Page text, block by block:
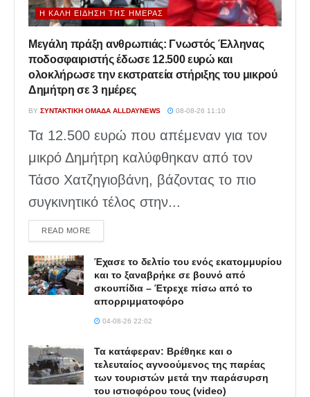
Η ΚΑΛΉ ΕΊΔΗΣΗ ΤΗΣ ΗΜΈΡΑΣ
Μεγάλη πράξη ανθρωπιάς: Γνωστός Έλληνας
ποδοσφαιριστής έδωσε 12.500 ευρώ και
ολοκλήρωσε την εκστρατεία στήριξης του μικρού
Δημήτρη σε 3 ημέρες
BY ΣΥΝΤΑΚΤΙΚΉ ΟΜΆΔΑ ALLDAYNEWS 08-08-26 11:10
Τα 12.500 ευρώ που απέμεναν για τον
μικρό Δημήτρη καλύφθηκαν από τον
Τάσο Χατζηγιοβάνη, βάζοντας το πιο
συγκινητικό τέλος στην...
READ MOREDETAILS
Έχασε το δελτίο του ενός εκατομμυρίου
και το ξαναβρήκε σε βουνό από
σκουπίδια – Έτρεχε πίσω από το
απορριμματοφόρο
04-08-26 22:02
Τα κατάφεραν: Βρέθηκε και ο
τελευταίος αγνοούμενος της παρέας
των τουριστών μετά την παράσυρση
του ιστιοφόρου τους (video)